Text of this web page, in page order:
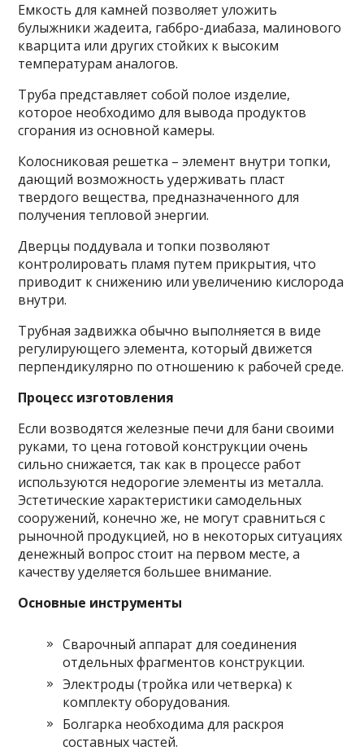
Емкость для камней позволяет уложить
булыжники жадеита, габбро-диабаза, малинового
кварцита или других стойких к высоким
температурам аналогов.
Труба представляет собой полое изделие,
которое необходимо для вывода продуктов
сгорания из основной камеры.
Колосниковая решетка – элемент внутри топки,
дающий возможность удерживать пласт
твердого вещества, предназначенного для
получения тепловой энергии.
Дверцы поддувала и топки позволяют
контролировать пламя путем прикрытия, что
приводит к снижению или увеличению кислорода
внутри.
Трубная задвижка обычно выполняется в виде
регулирующего элемента, который движется
перпендикулярно по отношению к рабочей среде.
Процесс изготовления
Если возводятся железные печи для бани своими
руками, то цена готовой конструкции очень
сильно снижается, так как в процессе работ
используются недорогие элементы из металла.
Эстетические характеристики самодельных
сооружений, конечно же, не могут сравниться с
рыночной продукцией, но в некоторых ситуациях
денежный вопрос стоит на первом месте, а
качеству уделяется большее внимание.
Основные инструменты
Сварочный аппарат для соединения
отдельных фрагментов конструкции.
Электроды (тройка или четверка) к
комплекту оборудования.
Болгарка необходима для раскроя
составных частей.